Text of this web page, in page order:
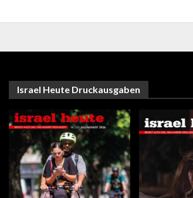
Israel Heute Druckausgaben